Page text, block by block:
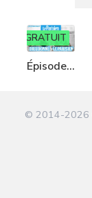
GRATUIT
Épisode
Vs Le
© 2014-2026